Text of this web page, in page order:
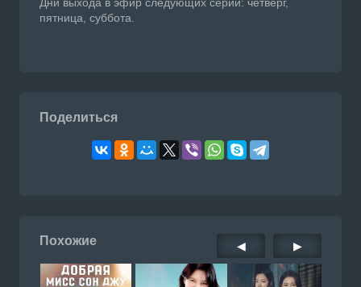
Дни выхода в эфир следующих серий: четверг,
пятница, суббота.
Поделиться
Похожие ◀ ▶